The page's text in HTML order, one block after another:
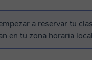
duda no dudes en
a reservar tu
en tu zona horaria